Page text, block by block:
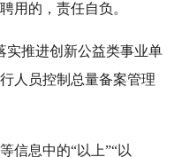
用的，责任自负。
实推进创新公益类事业单
人员控制总量备案管理
信息中的“以上”“以